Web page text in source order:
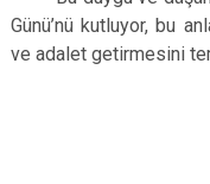
Günü’nü kutluyor, bu
ve adalet getirmesini